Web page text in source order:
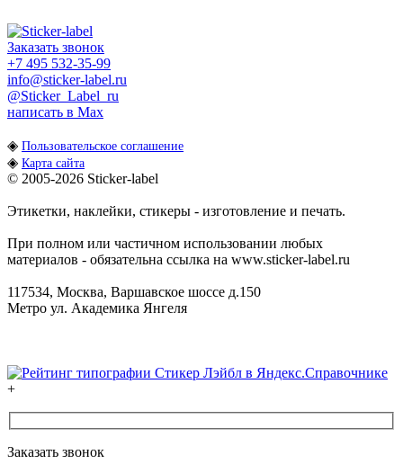
Заказать звонок
+7 495 532-35-99
info@sticker-label.ru
@Sticker_Label_ru
написать в Max
◈ Пользовательское соглашение
◈ Карта сайта
© 2005-2026 Sticker-label
Этикетки, наклейки, стикеры - изготовление и печать.
При полном или частичном использовании любых
материалов - обязательна ссылка на www.sticker-label.ru
117534, Москва, Варшавское шоссе д.150
Метро ул. Академика Янгеля
+
Заказать звонок